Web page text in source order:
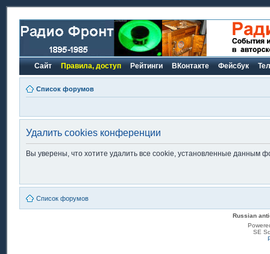
Сайт Правила, доступ Рейтинги ВКонтакте Фейсбук
Список форумов
Удалить cookies конференции
Вы уверены, что хотите удалить все cookie, установленные данным
Список форумов
Russian
SE